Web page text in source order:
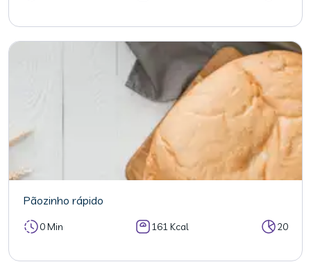
Pãozinho rápido
0 Min 161 Kcal 20